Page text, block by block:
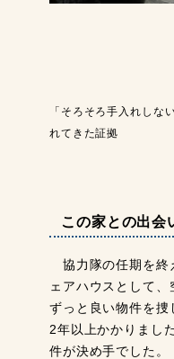
「そろそろ手入れしな
れてきた証拠
この家との出会
協力隊の任期を終
ェアハウスとして、
ずっと良い物件を捜
2年以上かかりまし
件が決め手でした。